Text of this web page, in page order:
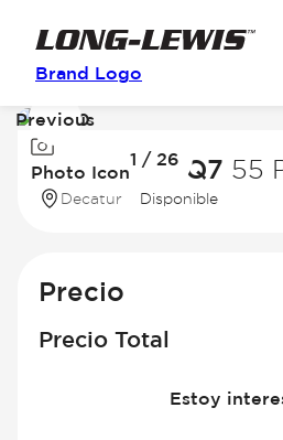
Brand Logo
Image
of
Photo Icon
1 / 26
Previous
2025 Audi Q7 55
Decatur Disponible
Precio
Precio Total
Estoy